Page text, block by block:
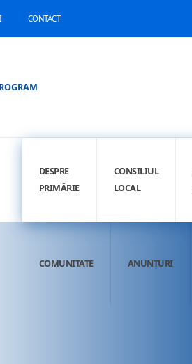
CONTACT
DESPRE
PRIMĂRIE
CONSILIUL
LOCAL
COMUNITATE ANUNȚURI